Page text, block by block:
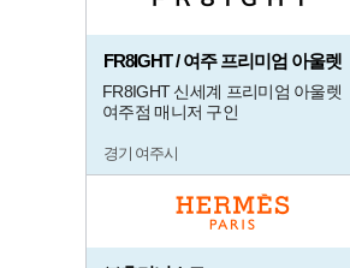
FR8IGHT / 여주 프리미엄 아울렛
FR8IGHT 신세계 프리미엄 아울렛
여주점 매니저 구인
경기 여주시